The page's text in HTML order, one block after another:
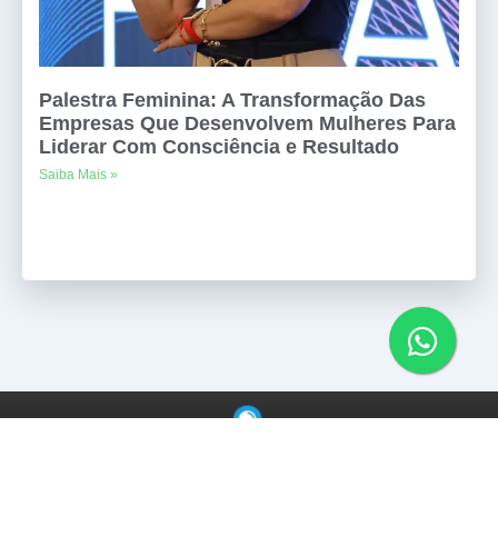
Palestra Feminina: A Transformação Das
Empresas Que Desenvolvem Mulheres Para
Liderar Com Consciência e Resultado
Saiba Mais »